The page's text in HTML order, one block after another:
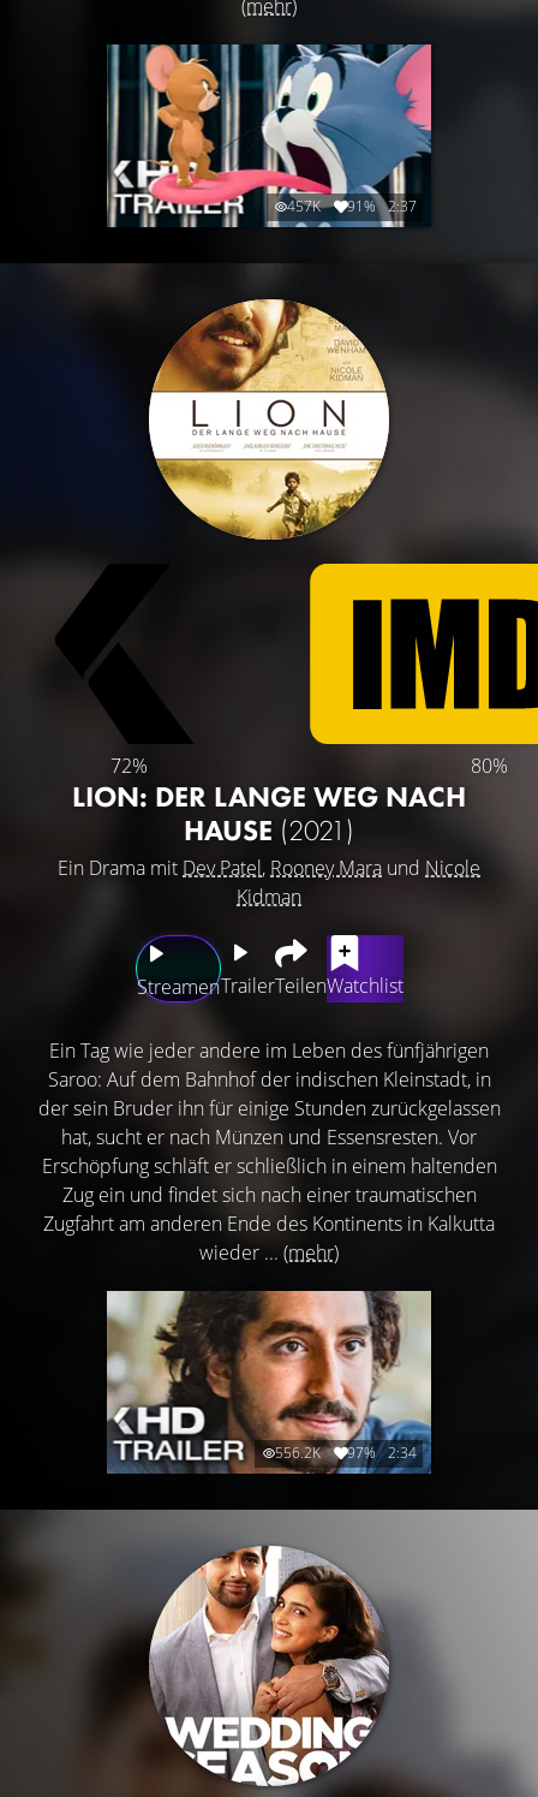
(mehr)
457K 91% 2:37
72% 80%
LION: DER LANGE WEG NACH
HAUSE (2021)
Ein Drama mit Dev Patel, Rooney Mara und Nicole
Kidman
StreamenTrailerTeilenWatchlist
Ein Tag wie jeder andere im Leben des fünfjährigen
Saroo: Auf dem Bahnhof der indischen Kleinstadt, in
der sein Bruder ihn für einige Stunden zurückgelassen
hat, sucht er nach Münzen und Essensresten. Vor
Erschöpfung schläft er schließlich in einem haltenden
Zug ein und findet sich nach einer traumatischen
Zugfahrt am anderen Ende des Kontinents in Kalkutta
wieder ... (mehr)
556.2K 97% 2:34